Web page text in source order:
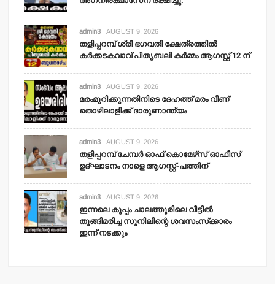
admin3 AUGUST 9, 2026
തളിപ്പറമ്പ് ശ്രീ ഭഗവതി ക്ഷേത്രത്തില്‍
കര്‍ക്കടകവാവ് പിതൃബലി കര്‍മ്മം ആഗസ്റ്റ് 12 ന്
admin3 AUGUST 9, 2026
മരംമുറിക്കുന്നതിനിടെ ദേഹത്ത് മരം വീണ്
തൊഴിലാളിക്ക് ദാരുണാന്ത്യം
admin3 AUGUST 9, 2026
തളിപ്പറമ്പ് ചേമ്പര്‍ ഓഫ് കൊമേഴ്‌സ് ഓഫീസ്
ഉദ്ഘാടനം നാളെ ആഗസ്റ്റ്-പത്തിന്
admin3 AUGUST 9, 2026
ഇന്നലെ കുപ്പം ചാലത്തൂരിലെ വീട്ടില്‍
തൂങ്ങിമരിച്ച സുനിലിന്റെ ശവസംസ്‌ക്കാരം
ഇന്ന് നടക്കും